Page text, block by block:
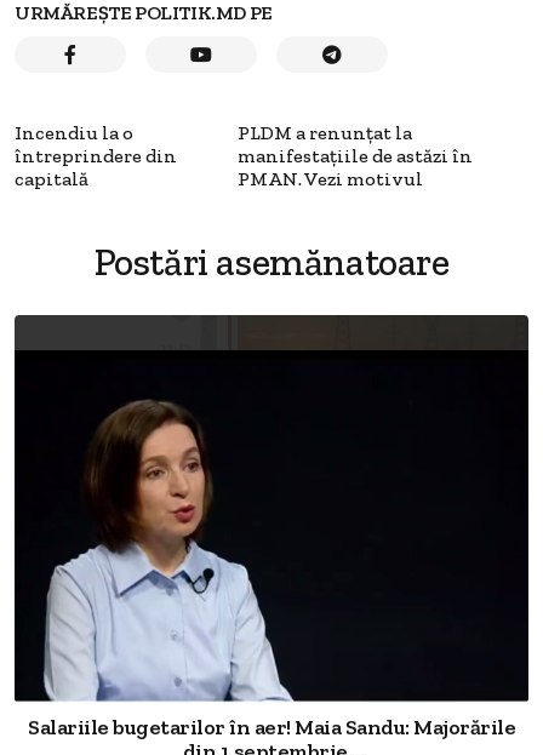
URMĂREȘTE POLITIK.MD PE
Incendiu la o
întreprindere din
capitală
PLDM a renunţat la
manifestaţiile de astăzi în
PMAN. Vezi motivul
Postări asemănatoare
Salariile bugetarilor în aer! Maia Sandu: Majorările